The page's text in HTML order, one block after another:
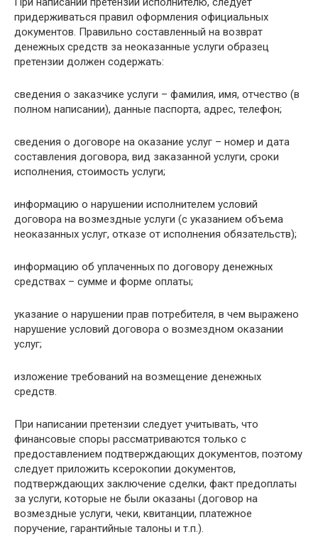
придерживаться правил оформления официальных
документов. Правильно составленный на возврат
денежных средств за неоказанные услуги образец
претензии должен содержать:
сведения о заказчике услуги – фамилия, имя, отчество (в
полном написании), данные паспорта, адрес, телефон;
сведения о договоре на оказание услуг – номер и дата
составления договора, вид заказанной услуги, сроки
исполнения, стоимость услуги;
информацию о нарушении исполнителем условий
договора на возмездные услуги (с указанием объема
неоказанных услуг, отказе от исполнения обязательств);
информацию об уплаченных по договору денежных
средствах – сумме и форме оплаты;
указание о нарушении прав потребителя, в чем выражено
нарушение условий договора о возмездном оказании
услуг;
изложение требований на возмещение денежных
средств.
При написании претензии следует учитывать, что
финансовые споры рассматриваются только с
предоставлением подтверждающих документов, поэтому
следует приложить ксерокопии документов,
подтверждающих заключение сделки, факт предоплаты
за услуги, которые не были оказаны (договор на
возмездные услуги, чеки, квитанции, платежное
поручение, гарантийные талоны и т.п.).